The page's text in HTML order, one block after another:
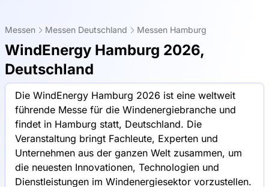
Messen Messen Deutschland Messen Hamburg
WindEnergy Hamburg 2026,
Deutschland
Die WindEnergy Hamburg 2026 ist eine weltweit
führende Messe für die Windenergiebranche und
findet in Hamburg statt, Deutschland. Die
Veranstaltung bringt Fachleute, Experten und
Unternehmen aus der ganzen Welt zusammen, um
die neuesten Innovationen, Technologien und
Dienstleistungen im Windenergiesektor vorzustellen.